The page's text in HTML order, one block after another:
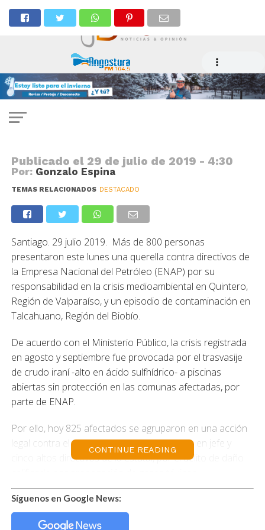
Presentan querella contra
directivos de ENAP por
contaminación en Quintero y
Talcahuano
Publicado el 29 de julio de 2019 - 4:30
Por: Gonzalo Espina
TEMAS RELACIONADOS DESTACADO
Santiago. 29 julio 2019. Más de 800 personas
presentaron este lunes una querella contra directivos de
la Empresa Nacional del Petróleo (ENAP) por su
responsabilidad en la crisis medioambiental en Quintero,
Región de Valparaíso, y un episodio de contaminación en
Talcahuano, Región del Biobío.
De acuerdo con el Ministerio Público, la crisis registrada
en agosto y septiembre fue provocada por el trasvasije
de crudo iraní -alto en ácido sulfhídrico- a piscinas
abiertas sin protección en las comunas afectadas, por
parte de ENAP.
Por ello, hoy 825 afectados se agruparon en una acción
legal contra el gerente general, su ingeniero en jefe y
cinco altos directivos de la estatal, por el delito de daño
El abogado querellante Remberto Valdés expuso que son
«tres delitos que se han cometido con convicción por
CONTINUE READING
Síguenos en Google News: